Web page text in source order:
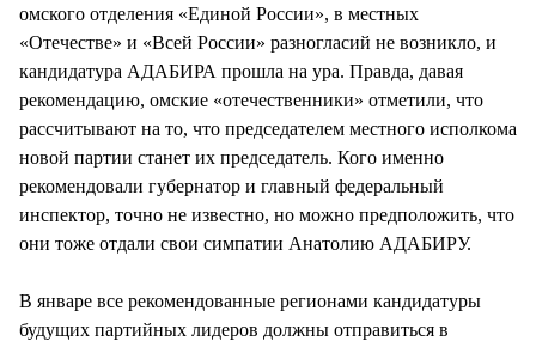
омского отделения «Единой России», в местных
«Отечестве» и «Всей России» разногласий не возникло, и
кандидатура АДАБИРА прошла на ура. Правда, давая
рекомендацию, омские «отечественники» отметили, что
рассчитывают на то, что председателем местного исполкома
новой партии станет их председатель. Кого именно
рекомендовали губернатор и главный федеральный
инспектор, точно не известно, но можно предположить, что
они тоже отдали свои симпатии Анатолию АДАБИРУ.
В январе все рекомендованные регионами кандидатуры
будущих партийных лидеров должны отправиться в